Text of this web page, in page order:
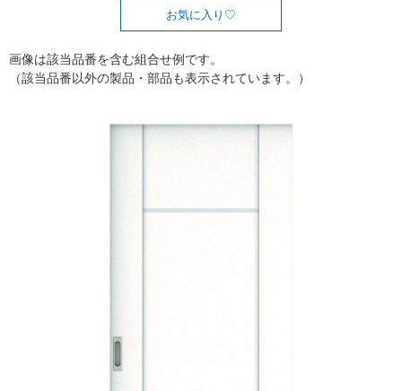
お気に入り
画像は該当品番を含む組合せ例です。
（該当品番以外の製品・部品も表示されています。）